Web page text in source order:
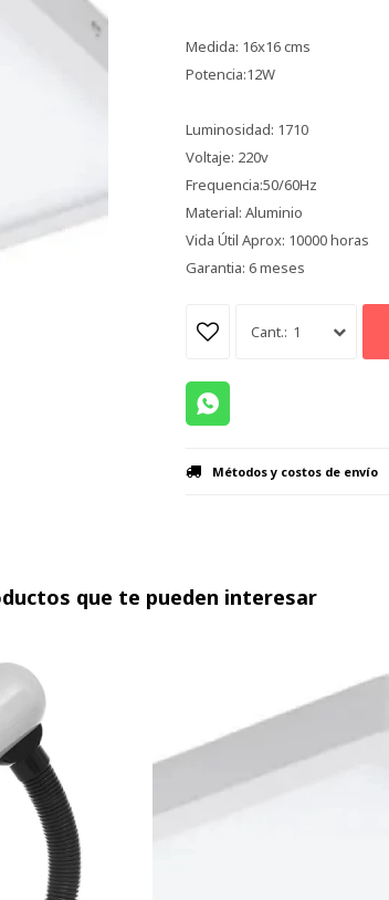
Medida: 16x16 cms
Potencia:12W
Luminosidad: 1710
Voltaje: 220v
Frequencia:50/60Hz
Material: Aluminio
Vida Útil Aprox: 10000 horas
Garantia: 6 meses
1
Métodos y costos de envío
que te pueden interesar